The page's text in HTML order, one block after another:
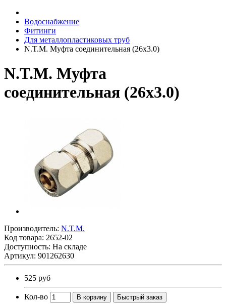
Водоснабжение
Фитинги
Для металлопластиковых труб
N.T.M. Муфта соединительная (26х3.0)
N.T.M. Муфта
соединительная (26х3.0)
Производитель: N.T.M.
Код товара: 2652-02
Доступность: На складе
Артикул: 901262630
525 руб
Кол-во В корзину Быстрый заказ